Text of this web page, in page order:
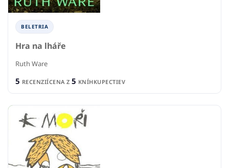
BELETRIA
Hra na lháře
Ruth Ware
5 RECENZIÍCENA Z 5 KNÍHKUPECTIEV